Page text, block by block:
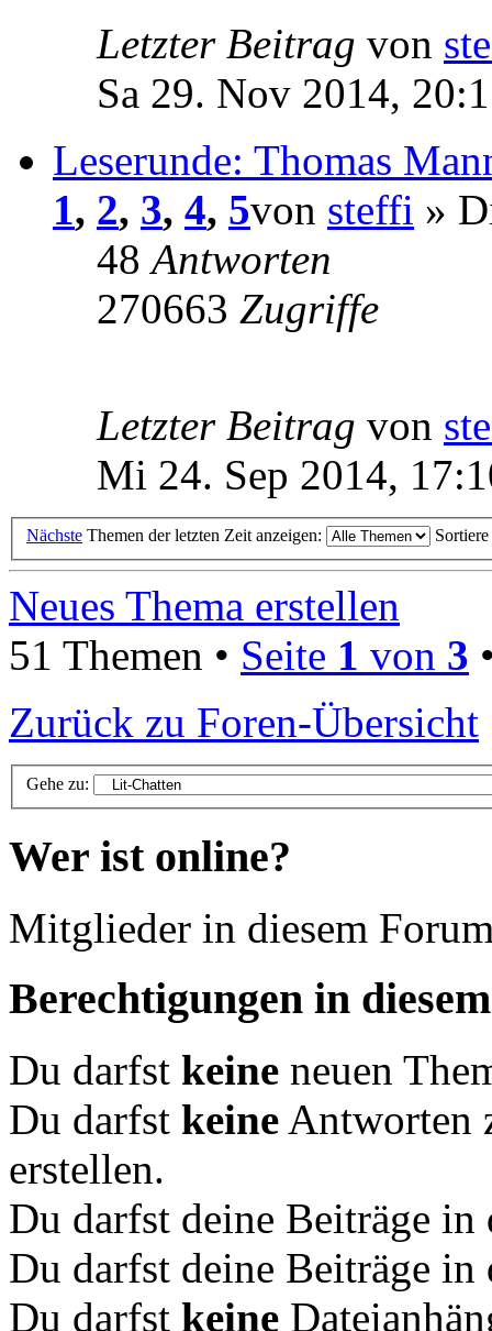
Letzter Beitrag von
Sa 29. Nov 2014,
Leserunde: Thomas
1, 2, 3, 4, 5von steffi »
48Antworten
270663 Zugriffe
Letzter Beitrag von
Mi 24. Sep 2014,
Nächste Themen der letzten Zeit anzeigen:
Neues Thema erstellen
51 Themen • Seite 1 von 3
Zurück zu Foren-Übersicht
Gehe zu:
Wer ist online?
Mitglieder in diesem
Berechtigungen in
Du darfst keine neuen
Du darfst keine Antworten
erstellen.
Du darfst deine Beiträge
Du darfst deine Beiträge
Du darfst keine